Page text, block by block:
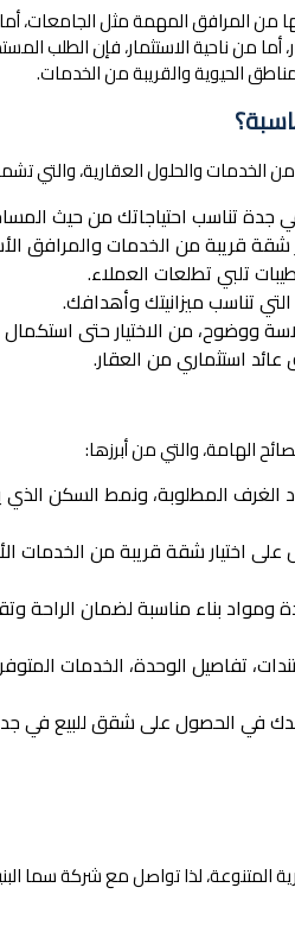
من المرافق المهمة مثل الجامعات،
من ناحية الاستثمار، فإن الطلب
الحيوية والقريبة من الخدمات.
الخدمات والحلول العقارية، والتي
جدة تناسب احتياجاتك من حيث
قريبة من الخدمات والمرافق
تلبي تطلعات العملاء.
تناسب ميزانيتك وأهدافك.
ووضوح، من الاختيار حتى استكمال
استثماري من العقار.
الهامة، والتي من أبرزها:
المطلوبة، ونمط السكن الذي
اختيار شقة قريبة من الخدمات
بناء مناسبة لضمان الراحة
تفاصيل الوحدة، الخدمات
في الحصول على شقق للبيع في
المتنوعة، لذا تواصل مع شركة سما